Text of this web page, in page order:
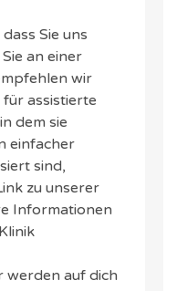
Sie uns
an einer
wir
assistierte
dem sie
einfacher
sind,
zu unserer
Informationen
werden auf dich